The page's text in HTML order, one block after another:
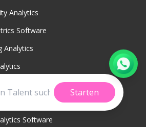
Starten
Analytics
Software
Analytics
Performance Tracking
Tool
Software